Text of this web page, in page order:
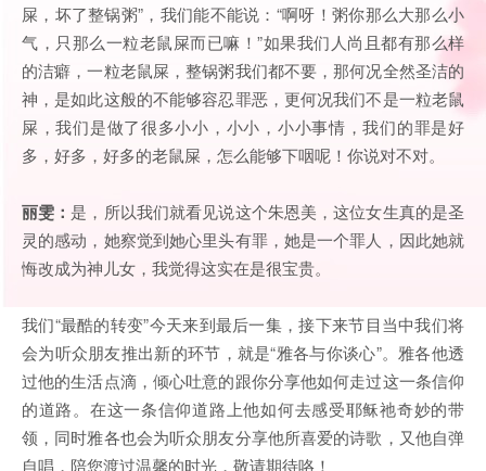
屎，坏了整锅粥”，我们能不能说：“啊呀！粥你那么大那么小
气，只那么一粒老鼠屎而已嘛！”如果我们人尚且都有那么样
的洁癖，一粒老鼠屎，整锅粥我们都不要，那何况全然圣洁的
神，是如此这般的不能够容忍罪恶，更何况我们不是一粒老鼠
屎，我们是做了很多小小，小小，小小事情，我们的罪是好
多，好多，好多的老鼠屎，怎么能够下咽呢！你说对不对。
丽雯： 是，所以我们就看见说这个朱恩美，这位女生真的是圣
灵的感动，她察觉到她心里头有罪，她是一个罪人，因此她就
悔改成为神儿女，我觉得这实在是很宝贵。
我们“最酷的转变”今天来到最后一集，接下来节目当中我们将
会为听众朋友推出新的环节，就是“雅各与你谈心”。雅各他透
过他的生活点滴，倾心吐意的跟你分享他如何走过这一条信仰
的道路。在这一条信仰道路上他如何去感受耶稣祂奇妙的带
领，同时雅各也会为听众朋友分享他所喜爱的诗歌，又他自弹
自唱，陪您渡过温馨的时光，敬请期待咯！